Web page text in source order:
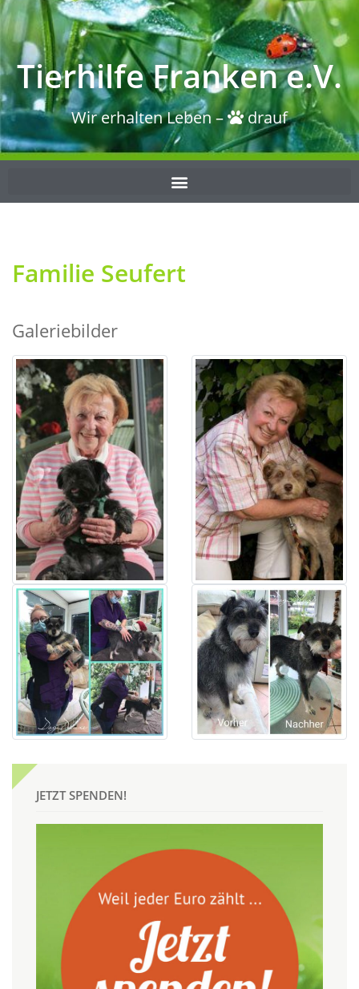
Tierhilfe Franken e.V.
Wir erhalten Leben – drauf
Familie Seufert
Galeriebilder
JETZT SPENDEN!